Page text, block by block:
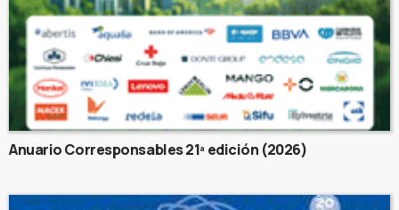
Anuario Corresponsables 21ª edición (2026)